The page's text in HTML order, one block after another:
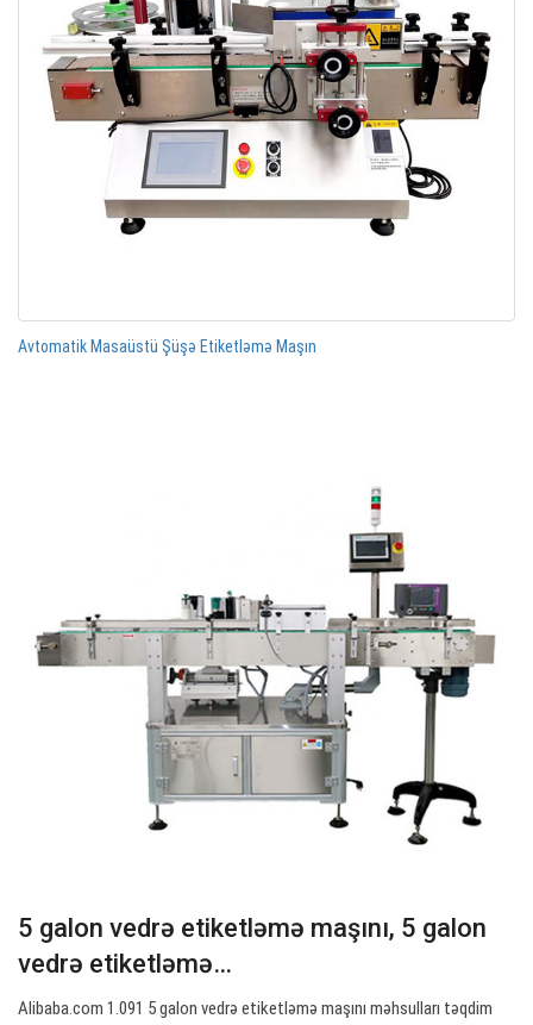
Avtomatik Masaüstü Şüşə Etiketləmə Maşın
5 galon vedrə etiketləmə maşını, 5 galon
vedrə etiketləmə…
Alibaba.com 1.091 5 galon vedrə etiketləmə maşını məhsulları təqdim